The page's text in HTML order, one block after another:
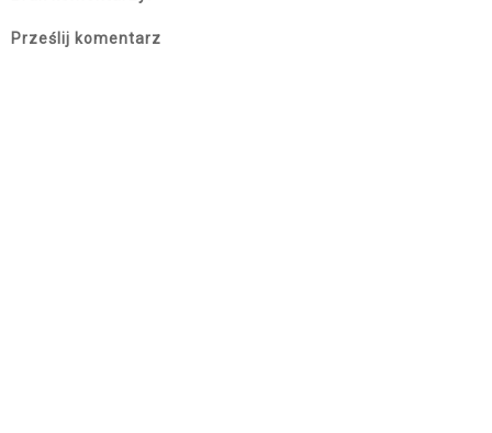
Prześlij komentarz